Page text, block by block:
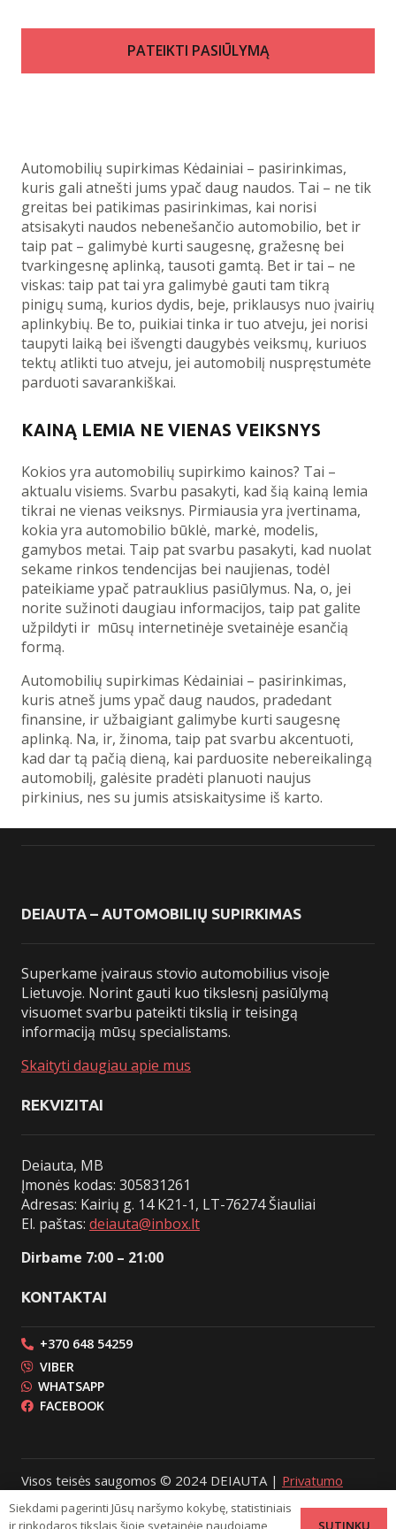
PATEIKTI PASIŪLYMĄ
Automobilių supirkimas Kėdainiai – pasirinkimas,
kuris gali atnešti jums ypač daug naudos. Tai – ne tik
greitas bei patikimas pasirinkimas, kai norisi
atsisakyti naudos nebenešančio automobilio, bet ir
taip pat – galimybė kurti saugesnę, gražesnę bei
tvarkingesnę aplinką, tausoti gamtą. Bet ir tai – ne
viskas: taip pat tai yra galimybė gauti tam tikrą
pinigų sumą, kurios dydis, beje, priklausys nuo įvairių
aplinkybių. Be to, puikiai tinka ir tuo atveju, jei norisi
taupyti laiką bei išvengti daugybės veiksmų, kuriuos
tektų atlikti tuo atveju, jei automobilį nuspręstumėte
parduoti savarankiškai.
KAINĄ LEMIA NE VIENAS VEIKSNYS
Kokios yra automobilių supirkimo kainos? Tai –
aktualu visiems. Svarbu pasakyti, kad šią kainą lemia
tikrai ne vienas veiksnys. Pirmiausia yra įvertinama,
kokia yra automobilio būklė, markė, modelis,
gamybos metai. Taip pat svarbu pasakyti, kad nuolat
sekame rinkos tendencijas bei naujienas, todėl
pateikiame ypač patrauklius pasiūlymus. Na, o, jei
norite sužinoti daugiau informacijos, taip pat galite
užpildyti ir mūsų internetinėje svetainėje esančią
formą.
Automobilių supirkimas Kėdainiai – pasirinkimas,
kuris atneš jums ypač daug naudos, pradedant
finansine, ir užbaigiant galimybe kurti saugesnę
aplinką. Na, ir, žinoma, taip pat svarbu akcentuoti,
kad dar tą pačią dieną, kai parduosite nebereikalingą
automobilį, galėsite pradėti planuoti naujus
pirkinius, nes su jumis atsiskaitysime iš karto.
DEIAUTA – AUTOMOBILIŲ SUPIRKIMAS
Superkame įvairaus stovio automobilius visoje
Lietuvoje. Norint gauti kuo tikslesnį pasiūlymą
visuomet svarbu pateikti tikslią ir teisingą
informaciją mūsų specialistams.
Skaityti daugiau apie mus
REKVIZITAI
Deiauta, MB
Įmonės kodas: 305831261
Adresas: Kairių g. 14 K21-1, LT-76274 Šiauliai
El. paštas: deiauta@inbox.lt
Dirbame 7:00 – 21:00
KONTAKTAI
+370 648 54259
VIBER
WHATSAPP
FACEBOOK
Visos teisės saugomos © 2024 DEIAUTA | Privatumo
politika
Siekdami pagerinti Jūsų naršymo kokybę, statistiniais
ir rinkodaros tikslais šioje svetainėje naudojame
SUTINKU